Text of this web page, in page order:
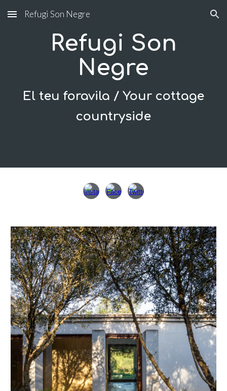
Skip to main content Skip to navigation
Refugi Son Negre
Refugi Son
Negre
El teu foravila / Your cottage
countryside